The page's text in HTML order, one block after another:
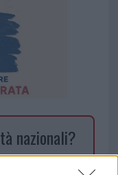
nazionali?